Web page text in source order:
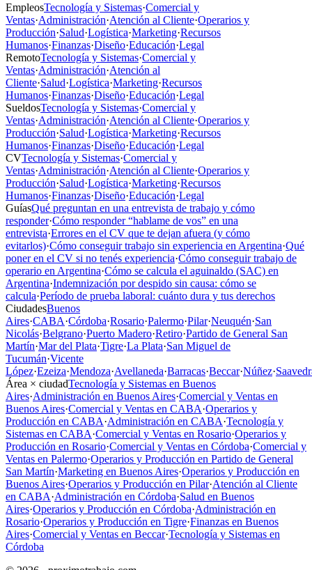
EmpleosTecnología y Sistemas·Comercial y
Ventas·Administración·Atención al Cliente·Operarios y
Producción·Salud·Logística·Marketing·Recursos
Humanos·Finanzas·Diseño·Educación·Legal
RemotoTecnología y Sistemas·Comercial y
Ventas·Administración·Atención al
Cliente·Salud·Logística·Marketing·Recursos
Humanos·Finanzas·Diseño·Educación·Legal
SueldosTecnología y Sistemas·Comercial y
Ventas·Administración·Atención al Cliente·Operarios y
Producción·Salud·Logística·Marketing·Recursos
Humanos·Finanzas·Diseño·Educación·Legal
CVTecnología y Sistemas·Comercial y
Ventas·Administración·Atención al Cliente·Operarios y
Producción·Salud·Logística·Marketing·Recursos
Humanos·Finanzas·Diseño·Educación·Legal
GuíasQué preguntan en una entrevista de trabajo y cómo
responder·Cómo responder “hablame de vos” en una
entrevista·Errores en el CV que te dejan afuera (y cómo
evitarlos)·Cómo conseguir trabajo sin experiencia en Argentina·Qué
poner en el CV si no tenés experiencia·Cómo conseguir trabajo de
operario en Argentina·Cómo se calcula el aguinaldo (SAC) en
Argentina·Indemnización por despido sin causa: cómo se
calcula·Período de prueba laboral: cuánto dura y tus derechos
CiudadesBuenos
Aires·CABA·Córdoba·Rosario·Palermo·Pilar·Neuquén·San
Nicolás·Belgrano·Puerto Madero·Retiro·Partido de General San
Martín·Mar del Plata·Tigre·La Plata·San Miguel de
Tucumán·Vicente
López·Ezeiza·Mendoza·Avellaneda·Barracas·Beccar·Núñez·
Área × ciudadTecnología y Sistemas en Buenos
Aires·Administración en Buenos Aires·Comercial y Ventas en
Buenos Aires·Comercial y Ventas en CABA·Operarios y
Producción en CABA·Administración en CABA·Tecnología y
Sistemas en CABA·Comercial y Ventas en Rosario·Operarios y
Producción en Rosario·Comercial y Ventas en Córdoba·Comercial y
Ventas en Palermo·Operarios y Producción en Partido de General
San Martín·Marketing en Buenos Aires·Operarios y Producción en
Buenos Aires·Operarios y Producción en Pilar·Atención al Cliente
en CABA·Administración en Córdoba·Salud en Buenos
Aires·Operarios y Producción en Córdoba·Administración en
Rosario·Operarios y Producción en Tigre·Finanzas en Buenos
Aires·Comercial y Ventas en Beccar·Tecnología y Sistemas en
Córdoba